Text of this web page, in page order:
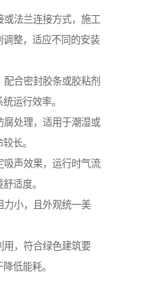
法兰连接方式，施工
整，适应不同的安装
合密封胶条或胶粘剂
运行效率。
腐处理，适用于潮湿或
长。
吸声效果，运行时气流
适度。
力小，且外观统一美
用，符合绿色建筑要
低能耗。